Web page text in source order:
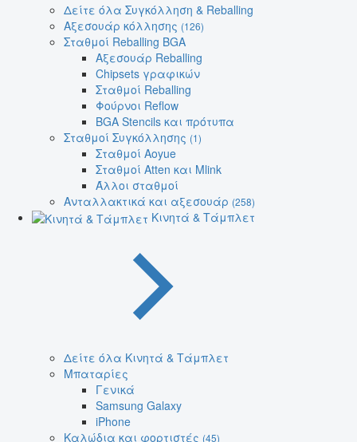
Δείτε όλα Συγκόλληση & Reballing
Αξεσουάρ κόλλησης (126)
Σταθμοί Reballing BGA
Αξεσουάρ Reballing
Chipsets γραφικών
Σταθμοί Reballing
Φούρνοι Reflow
BGA Stencils και πρότυπα
Σταθμοί Συγκόλλησης (1)
Σταθμοί Aoyue
Σταθμοί Atten και Mlink
Άλλοι σταθμοί
Ανταλλακτικά και αξεσουάρ (258)
Κινητά & Τάμπλετ
Δείτε όλα Κινητά & Τάμπλετ
Μπαταρίες
Γενικά
Samsung Galaxy
iPhone
Καλώδια και φορτιστές (45)